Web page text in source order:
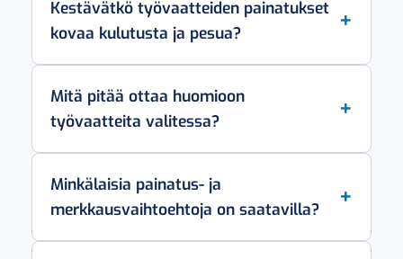
Kestävätkö työvaatteiden painatukset
kovaa kulutusta ja pesua?
Mitä pitää ottaa huomioon
työvaatteita valitessa?
Minkälaisia painatus- ja
merkkausvaihtoehtoja on saatavilla?